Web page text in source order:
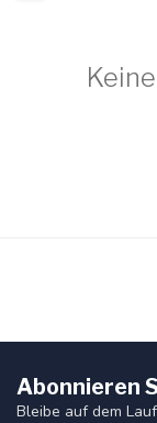
Abonnieren
Bleibe auf dem